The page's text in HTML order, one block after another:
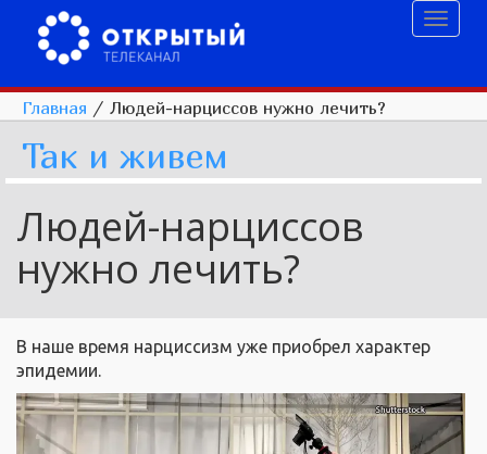
Главная / Людей-нарциссов нужно лечить?
Так и живем
Людей-нарциссов
нужно лечить?
В наше время нарциссизм уже приобрел характер
эпидемии.